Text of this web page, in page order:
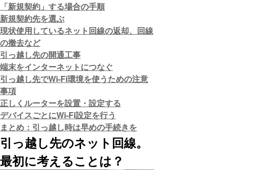
「新規契約」する場合の手順
新規契約先を選ぶ
現状使用しているネット回線の返却、回線
の撤去など
引っ越し先の開通工事
端末をインターネットにつなぐ
引っ越し先でWi-Fi環境を使うための注意
事項
正しくルーターを設置・設定する
デバイスごとにWi-Fi設定を行う
まとめ：引っ越し時は早めの手続きを
引っ越し先のネット回線。
最初に考えることは？